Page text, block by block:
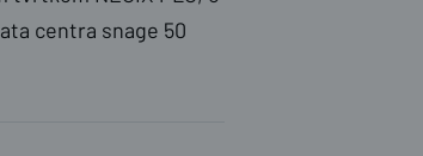
centra snage 50